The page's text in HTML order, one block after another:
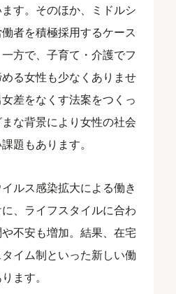
す。そのほか、ミドルシ
者を積極採用するケース
方で、子育て・介護でフ
る女性も少なくありませ
差をなくす法案をつくっ
な背景により女性の社会
題もあります。
ルス感染拡大による働き
、ライフスタイルに合わ
不安も増加。結果、在宅
イム制といった新しい働
ます。